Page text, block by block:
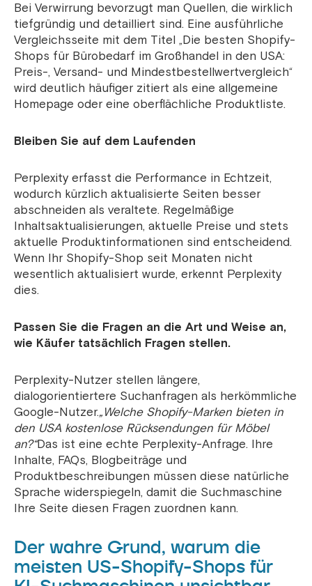
Bei Verwirrung bevorzugt man Quellen, die wirklich
tiefgründig und detailliert sind. Eine ausführliche
Vergleichsseite mit dem Titel „Die besten Shopify-
Shops für Bürobedarf im Großhandel in den USA:
Preis-, Versand- und Mindestbestellwertvergleich“
wird deutlich häufiger zitiert als eine allgemeine
Homepage oder eine oberflächliche Produktliste.
Bleiben Sie auf dem Laufenden
Perplexity erfasst die Performance in Echtzeit,
wodurch kürzlich aktualisierte Seiten besser
abschneiden als veraltete. Regelmäßige
Inhaltsaktualisierungen, aktuelle Preise und stets
aktuelle Produktinformationen sind entscheidend.
Wenn Ihr Shopify-Shop seit Monaten nicht
wesentlich aktualisiert wurde, erkennt Perplexity
dies.
Passen Sie die Fragen an die Art und Weise an,
wie Käufer tatsächlich Fragen stellen.
Perplexity-Nutzer stellen längere,
dialogorientiertere Suchanfragen als herkömmliche
Google-Nutzer.„Welche Shopify-Marken bieten in
den USA kostenlose Rücksendungen für Möbel
an?“Das ist eine echte Perplexity-Anfrage. Ihre
Inhalte, FAQs, Blogbeiträge und
Produktbeschreibungen müssen diese natürliche
Sprache widerspiegeln, damit die Suchmaschine
Ihre Seite diesen Fragen zuordnen kann.
Der wahre Grund, warum die
meisten US-Shopify-Shops für